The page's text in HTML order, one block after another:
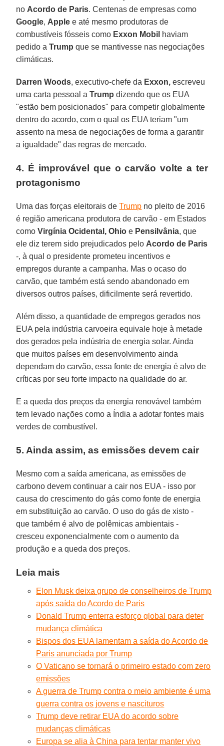
no Acordo de Paris. Centenas de empresas como
Google, Apple e até mesmo produtoras de
combustíveis fósseis como Exxon Mobil haviam
pedido aTrump que se mantivesse nas negociações
climáticas.
Darren Woods, executivo-chefe da Exxon, escreveu
uma carta pessoal aTrump dizendo que os EUA
"estão bem posicionados" para competir globalmente
dentro do acordo, com o qual os EUA teriam "um
assento na mesa de negociações de forma a garantir
a igualdade" das regras de mercado.
4. É improvável que o carvão volte a ter
protagonismo
Uma das forças eleitorais deTrump no pleito de 2016
é região americana produtora de carvão - em Estados
comoVirgínia Ocidental, Ohio e Pensilvânia, que
ele diz terem sido prejudicados pelo Acordo de Paris
-, à qual o presidente prometeu incentivos e
empregos durante a campanha. Mas o ocaso do
carvão, que também está sendo abandonado em
diversos outros países, dificilmente será revertido.
Além disso, a quantidade de empregos gerados nos
EUA pela indústria carvoeira equivale hoje à metade
dos gerados pela indústria de energia solar. Ainda
que muitos países em desenvolvimento ainda
dependam do carvão, essa fonte de energia é alvo de
críticas por seu forte impacto na qualidade do ar.
E a queda dos preços da energia renovável também
tem levado nações como a Índia a adotar fontes mais
verdes de combustível.
5. Ainda assim, as emissões devem cair
Mesmo com a saída americana, as emissões de
carbono devem continuar a cair nos EUA - isso por
causa do crescimento do gás como fonte de energia
em substituição ao carvão. O uso do gás de xisto -
que também é alvo de polêmicas ambientais -
cresceu exponencialmente com o aumento da
produção e a queda dos preços.
Leia mais
Elon Musk deixa grupo de conselheiros de Trump
após saída do Acordo de Paris
Donald Trump enterra esforço global para deter
mudança climática
Bispos dos EUA lamentam a saída do Acordo de
Paris anunciada por Trump
O Vaticano se tornará o primeiro estado com zero
emissões
A guerra de Trump contra o meio ambiente é uma
guerra contra os jovens e nascituros
Trump deve retirar EUA do acordo sobre
mudanças climáticas
Europa se alia à China para tentar manter vivo